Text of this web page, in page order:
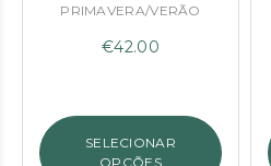
PRIMAVERA/VERÃO
€42.00
SELECIONAR
OPÇÕES